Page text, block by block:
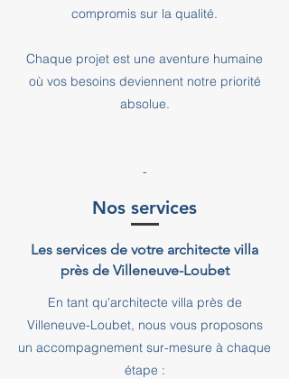
compromis sur la qualité.
Chaque projet est une aventure humaine
où vos besoins deviennent notre priorité
absolue.
-
Nos services
Les services de votre architecte villa
près de Villeneuve-Loubet
En tant qu'architecte villa près de
Villeneuve-Loubet, nous vous proposons
un accompagnement sur-mesure à chaque
étape :